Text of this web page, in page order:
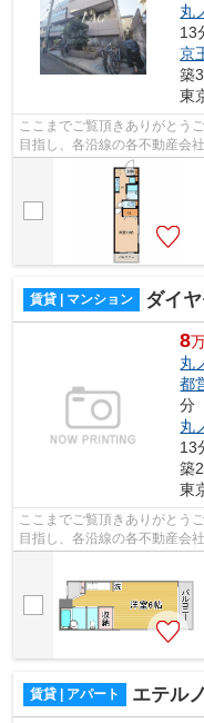
丸
13
京
築
東
ここまでご覧頂きありがとう
目指し、各沿線の各不動産会
様へ提供しております！最新
賃貸 | マンション ダイ
8
丸
都
分
丸
13
築
東
ここまでご覧頂きありがとう
目指し、各沿線の各不動産会
賃貸 | アパート エテル